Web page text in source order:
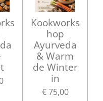
Kookworks
hop
Ayurveda
& Warm
de Winter
in
€ 75,00